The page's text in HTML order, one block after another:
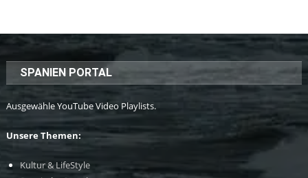
SPANIEN PORTAL
Ausgewähle YouTube Video Playlists.
Unsere Themen:
Kultur & LifeStyle